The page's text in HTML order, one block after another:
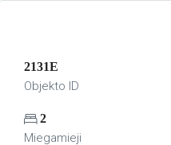
2131E
Objekto ID
2
Miegamieji